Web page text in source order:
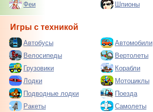
Феи
Шпионы
Игры с техникой
Автобусы
Автомобили
Велосипеды
Вертолеты
Грузовики
Корабли
Лодки
Мотоциклы
Подводные лодки
Поезда
Ракеты
Самолеты